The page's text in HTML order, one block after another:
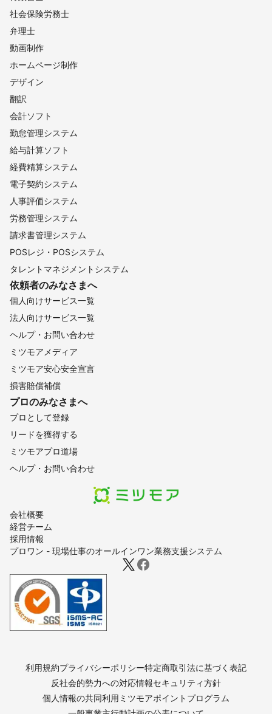
会社概要
経営チーム
採用情報
プロワン - 現場仕事のオールインワン業務支援システム
社会保険労務士
弁理士
動画制作
ホームページ制作
デザイン
翻訳
会計ソフト
勤怠管理システム
給与計算ソフト
経費精算システム
電子契約システム
人事評価システム
労務管理システム
請求書管理システム
POSレジ・POSシステム
タレントマネジメントシステム
依頼者のみなさまへ
個人向けサービス一覧
法人向けサービス一覧
ヘルプ・お問い合わせ
ミツモアメディア
ミツモア安心安全宣言
損害賠償補償
プロのみなさまへ
プロとして登録
リードを獲得する
ミツモアプロ道場
ヘルプ・お問い合わせ
利用規約プライバシーポリシー特定商取引法に基づく表記
反社会的勢力への対応情報セキュリティ方針
個人情報の共同利用 ミツモアポイントプログラム